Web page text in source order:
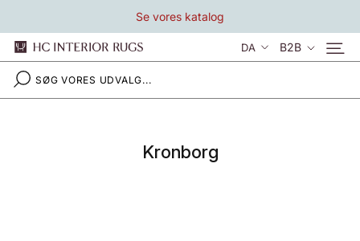
indhold
Se vores katalog
Sprog
DA B2B
Kronborg